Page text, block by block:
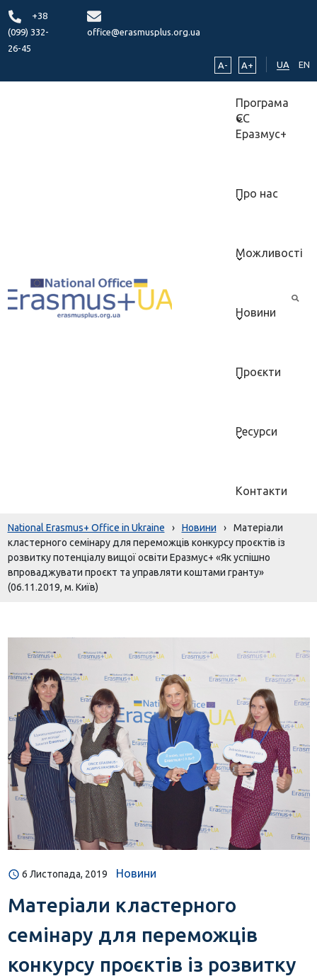
+38
(099) 332-
26-45
office@erasmusplus.org.ua
A- A+ UA EN
Програма
ЄС
Еразмус+
Про нас
Можливості
Новини
Проєкти
Ресурси
Контакти
National Erasmus+ Office in Ukraine › Новини ›
Матеріали
кластерного семінару для переможців конкурсу проєктів із
розвитку потенціалу вищої освіти Еразмус+ «Як успішно
впроваджувати проєкт та управляти коштами гранту»
(06.11.2019, м. Київ)
6 Листопада, 2019 Новини
Матеріали кластерного
семінару для переможців
конкурсу проєктів із розвитку